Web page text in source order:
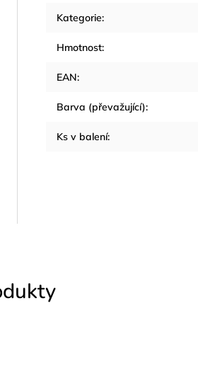
Kategorie:
Hmotnost:
EAN:
Barva (převažující):
Ks v balení: